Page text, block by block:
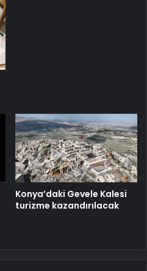
Konya’daki Gevele Kalesi
turizme kazandırılacak